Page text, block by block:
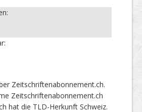
Zeitschriftenabonnement.ch.
Zeitschriftenabonnement.ch
hat die TLD-Herkunft Schweiz.